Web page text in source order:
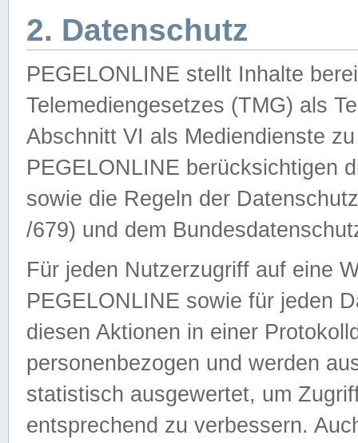
2. Datenschutz
PEGELONLINE stellt Inhalte
Telemediengesetzes (TMG) als
Abschnitt VI als Mediendienste
PEGELONLINE berücksichtigen
sowie die Regeln der
/679) und dem
Für jeden Nutzerzugriff auf eine
PEGELONLINE sowie für jeden
diesen Aktionen in einer
personenbezogen und werden
statistisch ausgewertet, um
entsprechend zu verbessern.